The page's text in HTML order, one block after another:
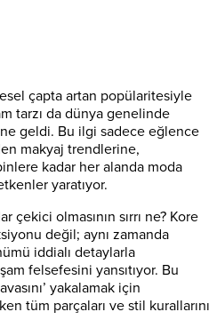
çapta artan popülaritesiyle
tarzı da dünya genelinde
geldi. Bu ilgi sadece eğlence
makyaj trendlerine,
kadar her alanda moda
yaratıyor.
çekici olmasının sırrı ne? Kore
değil; aynı zamanda
iddialı detaylarla
felsefesini yansıtıyor. Bu
yakalamak için
tüm parçaları ve stil kurallarını